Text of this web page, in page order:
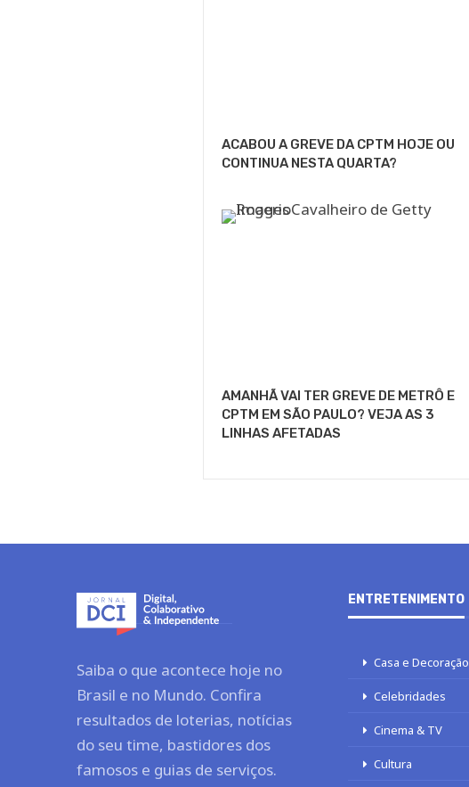
ACABOU A GREVE DA CPTM HOJE OU
CONTINUA NESTA QUARTA?
AMANHÃ VAI TER GREVE DE METRÔ E
CPTM EM SÃO PAULO? VEJA AS 3
LINHAS AFETADAS
Saiba o que acontece hoje no
Brasil e no Mundo. Confira
resultados de loterias, notícias
do seu time, bastidores dos
famosos e guias de serviços.
ENTRETENIMENTO
Casa e Decoração
Celebridades
Cinema & TV
Cultura